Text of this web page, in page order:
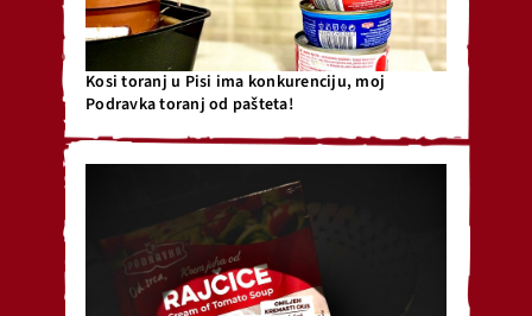
Kosi toranj u Pisi ima konkurenciju, moj
Podravka toranj od pašteta!